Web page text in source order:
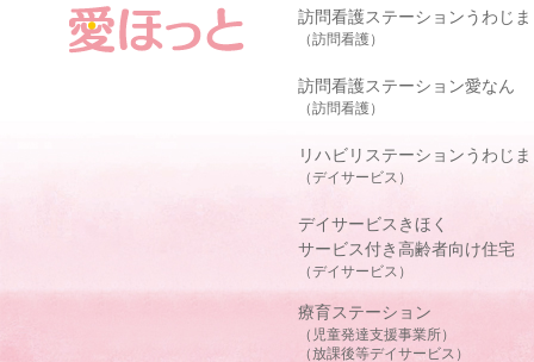
訪問看護ステーションうわじま
（訪問看護）
訪問看護ステーション愛なん
（訪問看護）
リハビリステーションうわじま
（デイサービス）
デイサービスきほく
サービス付き高齢者向け住宅
（デイサービス）
療育ステーション
（児童発達支援事業所）
（放課後等デイサービス）